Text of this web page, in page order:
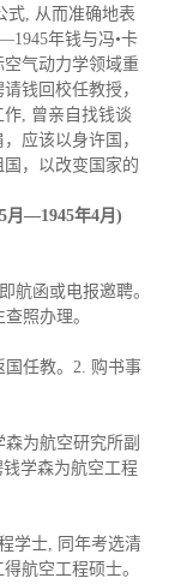
式, 从而准确地表
年钱与冯•卡
气动力学领域重
钱回校任教授，
, 曾亲自找钱谈
应该以身许国，
，以改变国家的
月—1945年4月)
航函或电报邀聘。
照办理。
任教。2. 购书事
森为航空研究所副
学森为航空工程
学士, 同年考选清
航空工程硕士。